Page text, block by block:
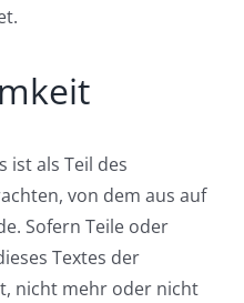
ist als Teil des
von dem aus auf
Sofern Teile oder
Textes der
nicht mehr oder nicht